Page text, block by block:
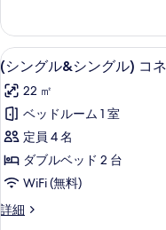
を
表
示
す
る
を
表
示
す
る
コ
ネ
ク
テ
ィ
ン
グ
1
名
&
シ
ン
グ
ル)
コ
ネ
ク
テ
ィ
ン
グ
(シ
ン
グ
ル
&
シ
ン
グ
13
(シングル&シングル) コ
22 ㎡
ベッドルーム 1 室
定員 4 名
ダブルベッド 2 台
WiFi (無料)
詳細
(シ